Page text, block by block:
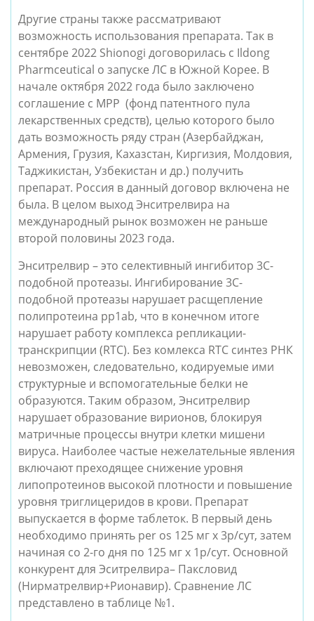
Другие страны также рассматривают
возможность использования препарата. Так в
сентябре 2022 Shionogi договорилась с Ildong
Pharmceutical о запуске ЛС в Южной Корее. В
начале октября 2022 года было заключено
соглашение с МРР  (фонд патентного пула
лекарственных средств), целью которого было
дать возможность ряду стран (Азербайджан,
Армения, Грузия, Кахазстан, Киргизия, Молдовия,
Таджикистан, Узбекистан и др.) получить
препарат. Россия в данный договор включена не
была. В целом выход Энситрелвира на
международный рынок возможен не раньше
второй половины 2023 года.
Энситрелвир – это селективный ингибитор 3С-
подобной протеазы. Ингибирование 3С-
подобной протеазы нарушает расщепление
полипротеина рр1ab, что в конечном итоге
нарушает работу комплекса репликации-
транскрипции (RTC). Без комлекса RTC синтез РНК
невозможен, следовательно, кодируемые ими
структурные и вспомогательные белки не
образуются. Таким образом, Энситрелвир
нарушает образование вирионов, блокируя
матричные процессы внутри клетки мишени
вируса. Наиболее частые нежелательные явления
включают преходящее снижение уровня
липопротеинов высокой плотности и повышение
уровня триглицеридов в крови. Препарат
выпускается в форме таблеток. В первый день
необходимо принять per os 125 мг x 3р/сут, затем
начиная со 2-го дня по 125 мг х 1р/сут. Основной
конкурент для Эситрелвира– Паксловид
(Нирматрелвир+Рионавир). Сравнение ЛС
представлено в таблице №1.